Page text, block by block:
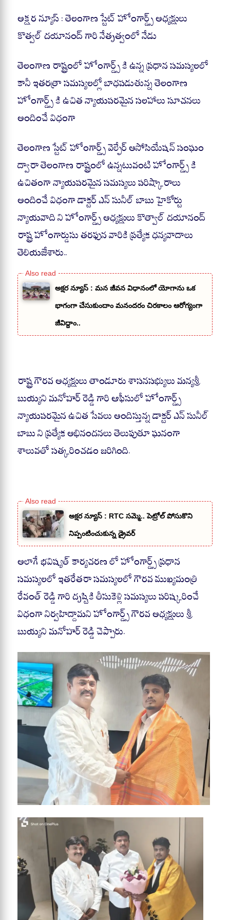
ts
A
pp
bo
okgr
a
m
re
అక్షర న్యూస్ : తెలంగాణ స్టేట్ హోంగార్డ్స్ అధ్యక్షులు
కొత్వల్ దయానంద్ గారి నేతృత్వంలో నేడు
తెలంగాణ రాష్ట్రంలో హోంగార్డ్స్ కి ఉన్న ప్రధాన సమస్యలలో
కానీ ఇతరత్రా సమస్యలల్లో బాధపడుతున్న తెలంగాణ
హోంగార్డ్స్ కి ఉచిత న్యాయపరమైన సలహాలు సూచనలు
అందించే విధంగా
తెలంగాణ స్టేట్ హోంగార్డ్స్ వెల్ఫేర్ అసోసియేషన్ సంఘం
ద్వారా తెలంగాణ రాష్ట్రంలో ఉన్నటువంటి హోంగార్డ్స్ కి
ఉచితంగా న్యాయపరమైన సమస్యలు పరిష్కారాలు
అందించే విధంగా డాక్టర్ ఎన్ సునీల్ బాబు హైకోర్టు
న్యాయవాది ని హోంగార్డ్స్ అధ్యక్షులు కొత్వాల్ దయానంద్
రాష్ట్ర హోంగార్డుసు తరఫున వారికి ప్రత్యేక ధన్యవాదాలు
తెలియజేశారు..
అక్షర న్యూస్ : మన జీవన విధానంలో యోగాను ఒక
భాగంగా చేసుకుందాం మనందరం చిరకాలం ఆరోగ్యంగా
జీవిద్దాం..
రాష్ట్ర గౌరవ అధ్యక్షులు తాండూరు శాసనసభ్యులు మన్యశ్రీ
బుయ్యని మనోహర్ రెడ్డి గారి ఆఫీసులో హోంగార్డ్స్
న్యాయపరమైన ఉచిత సేవలు అందిస్తున్న డాక్టర్ ఎన్ సునీల్
బాబు ని ప్రత్యేక అభినందనలు తెలుపుతూ ఘనంగా
శాలువతో సత్కరించడం జరిగింది.
అక్షర న్యూస్ : RTC సమ్మె.. పెట్రోల్ పోసుకొని
నిప్పంటించుకున్న డ్రైవర్
అలాగే భవిష్యత్ కార్యచరణ లో హోంగార్డ్స్ ప్రధాన
సమస్యలలో ఇతరేతరా సమస్యలలో గౌరవ ముఖ్యమంత్రి
రేవంత్ రెడ్డి గారి దృష్టికి తీసుకెళ్లి సమస్యలు పరిష్కరించే
విధంగా నిర్వహిద్దామని హోంగార్డ్స్ గౌరవ అధ్యక్షులు శ్రీ
బుయ్యని మనోహర్ రెడ్డి చెప్పారు.